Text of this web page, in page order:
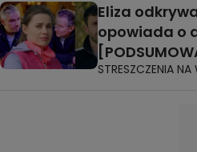
Eliza
opowiada o
STRESZCZENIA NA